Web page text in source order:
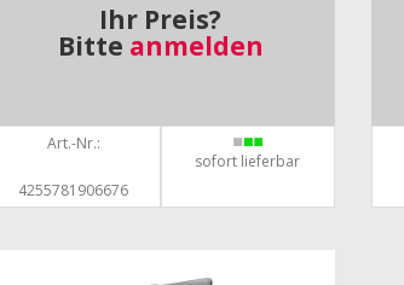
Ihr Preis?
Bitte anmelden
Art.-Nr.:
4255781906676
sofort lieferbar